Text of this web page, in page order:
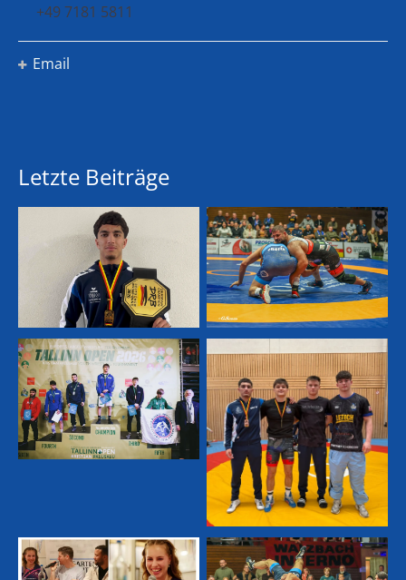
+49 7181 5811
Email
Letzte Beiträge